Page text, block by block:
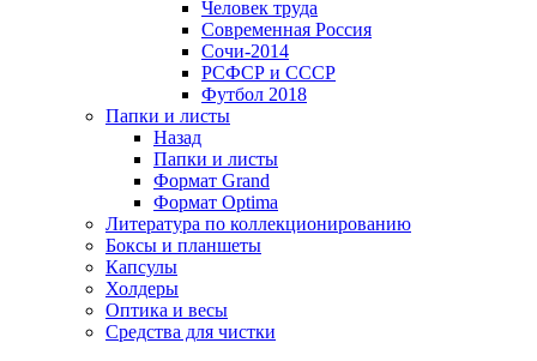
Человек труда
Современная Россия
Сочи-2014
РСФСР и СССР
Футбол 2018
Папки и листы
Назад
Папки и листы
Формат Grand
Формат Optima
Литература по коллекционированию
Боксы и планшеты
Капсулы
Холдеры
Оптика и весы
Средства для чистки